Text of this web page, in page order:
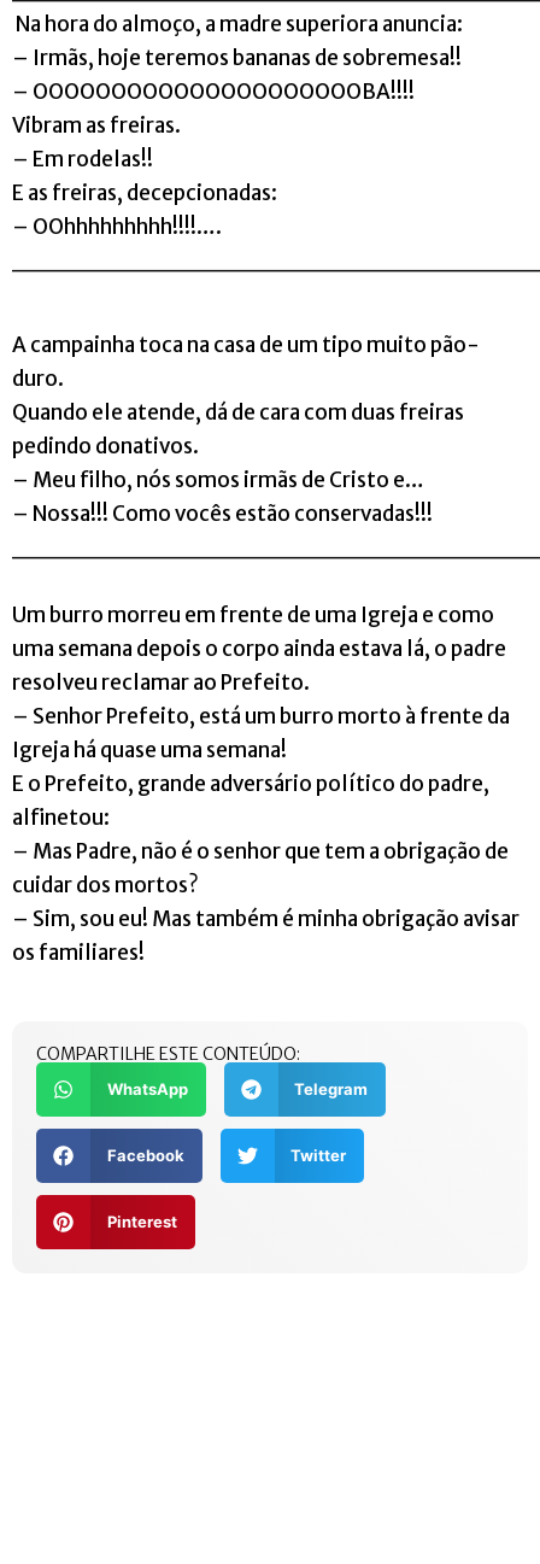
Na hora do almoço, a madre superiora anuncia:
– Irmãs, hoje teremos bananas de sobremesa!!
– OOOOOOOOOOOOOOOOOOOOOBA!!!!
Vibram as freiras.
– Em rodelas!!
E as freiras, decepcionadas:
– OOhhhhhhhhh!!!!….
A campainha toca na casa de um tipo muito pão-
duro.
Quando ele atende, dá de cara com duas freiras
pedindo donativos.
– Meu filho, nós somos irmãs de Cristo e…
– Nossa!!! Como vocês estão conservadas!!!
Um burro morreu em frente de uma Igreja e como
uma semana depois o corpo ainda estava lá, o padre
resolveu reclamar ao Prefeito.
– Senhor Prefeito, está um burro morto à frente da
Igreja há quase uma semana!
E o Prefeito, grande adversário político do padre,
alfinetou:
– Mas Padre, não é o senhor que tem a obrigação de
cuidar dos mortos?
– Sim, sou eu! Mas também é minha obrigação avisar
os familiares!
COMPARTILHE ESTE CONTEÚDO:
WhatsApp Telegram
Facebook Twitter
Pinterest